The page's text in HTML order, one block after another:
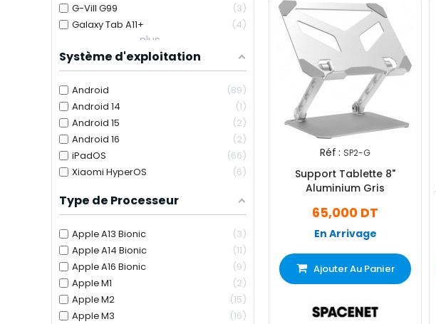
G-Vill G99
3
Galaxy Tab A11+
4
plus...
Système d'exploitation
Android
89
Android 14
1
Android 15
2
Android 16
2
iPadOS
66
Xiaomi HyperOS
6
Type de Processeur
Apple A13 Bionic
3
Apple A14 Bionic
11
Apple A16 Bionic
9
Apple M1
2
Apple M2
15
Apple M3
16
Réf : SP2-G
Support Tablette 8"
Aluminium Gris
65,000 DT
En Arrivage
Ajouter Au Panier